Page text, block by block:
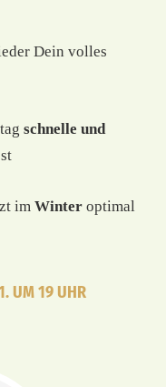
UM 19 UHR
Dein volles
schnelle und
im Winter optimal